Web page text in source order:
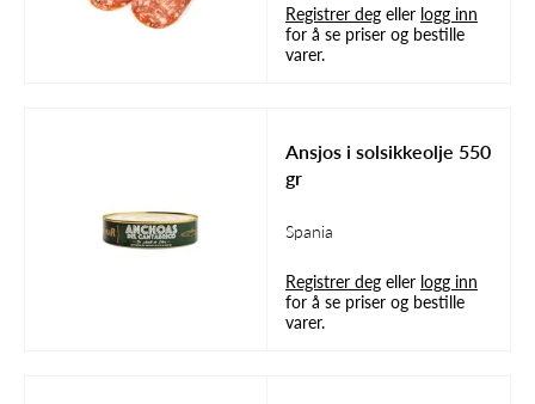
Registrer deg eller logg inn
for å se priser og bestille
varer.
Ansjos i solsikkeolje 550
gr
Spania
Registrer deg eller logg inn
for å se priser og bestille
varer.